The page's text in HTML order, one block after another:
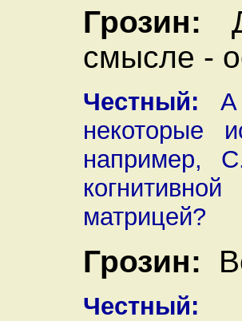
Грозин:
смысле -
Честный: А
некоторые
например,
матрицей?
Грозин:
Честный: